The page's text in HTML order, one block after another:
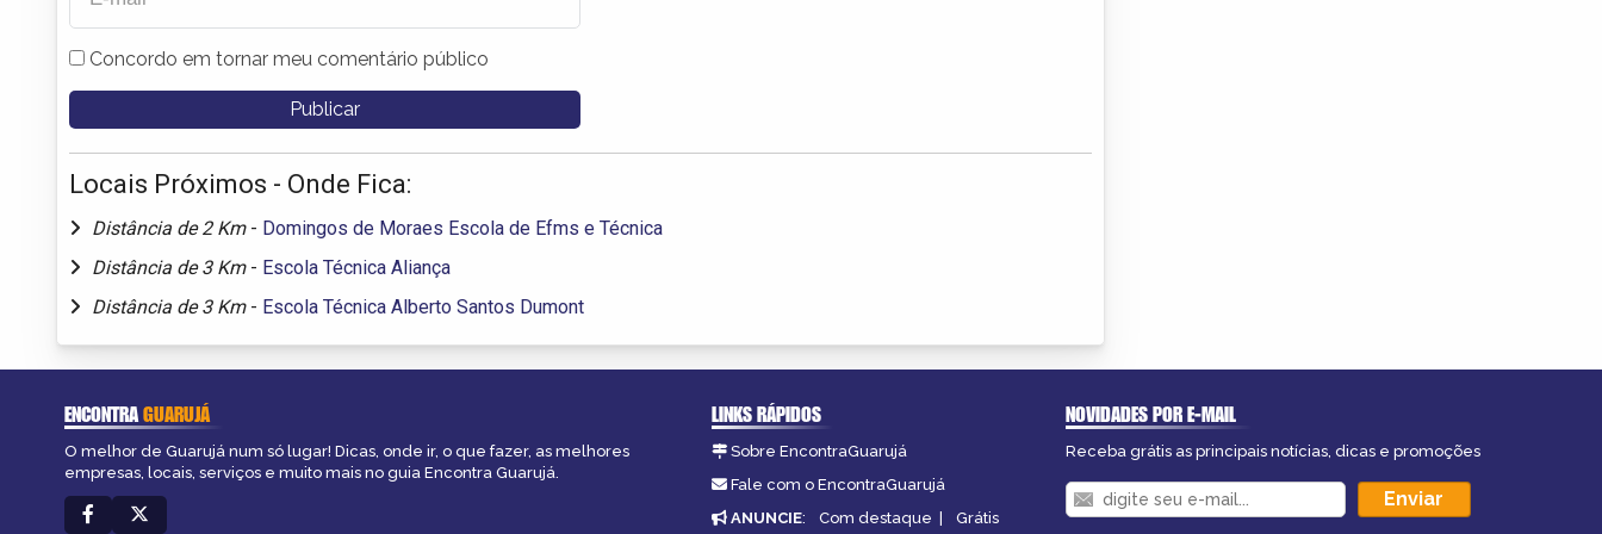
Concordo em tornar meu comentário público
Locais Próximos - Onde Fica:
Distância de 2 Km - Domingos de Moraes Escola de Efms e Técnica
Distância de 3 Km - Escola Técnica Aliança
Distância de 3 Km - Escola Técnica Alberto Santos Dumont
ENCONTRAGUARUJÁ
O melhor de Guarujá num só lugar! Dicas, onde ir, o que fazer, as melhores
empresas, locais, serviços e muito mais no guia Encontra Guarujá.
LINKS RÁPIDOS
Sobre EncontraGuarujá
Fale com o EncontraGuarujá
ANUNCIE: Com destaque | Grátis
NOVIDADES POR E-MAIL
Receba grátis as principais notícias, dicas e promoções